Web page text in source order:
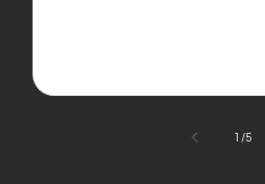
1 /od
5